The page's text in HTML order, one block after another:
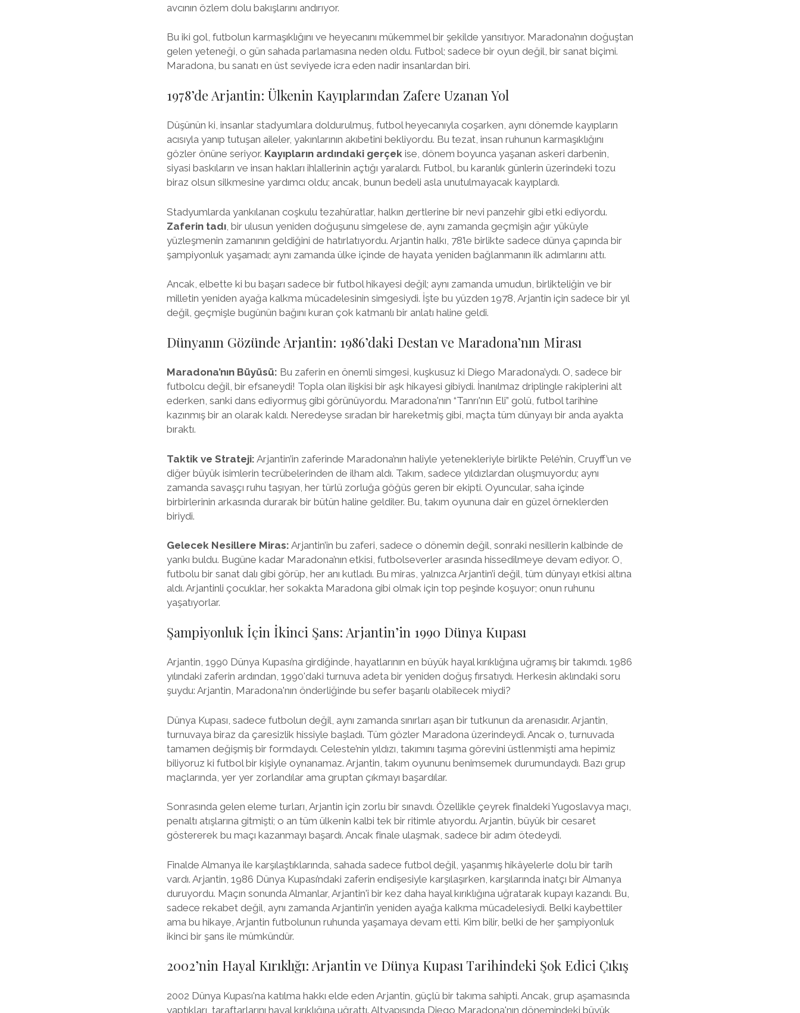
avcının özlem dolu bakışlarını andırıyor.
Bu iki gol, futbolun karmaşıklığını ve heyecanını mükemmel bir şekilde yansıtıyor. Maradona’nın doğuştan
gelen yeteneği, o gün sahada parlamasına neden oldu. Futbol; sadece bir oyun değil, bir sanat biçimi.
Maradona, bu sanatı en üst seviyede icra eden nadir insanlardan biri.
1978’de Arjantin: Ülkenin Kayıplarından Zafere Uzanan Yol
Düşünün ki, insanlar stadyumlara doldurulmuş, futbol heyecanıyla coşarken, aynı dönemde kayıpların
acısıyla yanıp tutuşan aileler, yakınlarının akıbetini bekliyordu. Bu tezat, insan ruhunun karmaşıklığını
gözler önüne seriyor. Kayıpların ardındaki gerçekise, dönem boyunca yaşanan askeri darbenin,
siyasi baskıların ve insan hakları ihlallerinin açtığı yaralardı. Futbol, bu karanlık günlerin üzerindeki tozu
biraz olsun silkmesine yardımcı oldu; ancak, bunun bedeli asla unutulmayacak kayıplardı.
Stadyumlarda yankılanan coşkulu tezahüratlar, halkın дertlerine bir nevi panzehir gibi etki ediyordu.
Zaferin tadı, bir ulusun yeniden doğuşunu simgelese de, aynı zamanda geçmişin ağır yüküyle
yüzleşmenin zamanının geldiğini de hatırlatıyordu. Arjantin halkı, 78’le birlikte sadece dünya çapında bir
şampiyonluk yaşamadı; aynı zamanda ülke içinde de hayata yeniden bağlanmanın ilk adımlarını attı.
Ancak, elbette ki bu başarı sadece bir futbol hikayesi değil; aynı zamanda umudun, birlikteliğin ve bir
milletin yeniden ayağa kalkma mücadelesinin simgesiydi. İşte bu yüzden 1978, Arjantin için sadece bir yıl
değil, geçmişle bugünün bağını kuran çok katmanlı bir anlatı haline geldi.
Dünyanın Gözünde Arjantin: 1986’daki Destan ve Maradona’nın Mirası
Maradona’nın Büyüsü: Bu zaferin en önemli simgesi, kuşkusuz ki Diego Maradona’ydı. O, sadece bir
futbolcu değil, bir efsaneydi! Topla olan ilişkisi bir aşk hikayesi gibiydi. İnanılmaz driplingle rakiplerini alt
ederken, sanki dans ediyormuş gibi görünüyordu. Maradona'nın “Tanrı'nın Eli” golü, futbol tarihine
kazınmış bir an olarak kaldı. Neredeyse sıradan bir hareketmiş gibi, maçta tüm dünyayı bir anda ayakta
bıraktı.
Taktik ve Strateji: Arjantin’in zaferinde Maradona’nın haliyle yetenekleriyle birlikte Pelé’nin, Cruyff’un ve
diğer büyük isimlerin tecrübelerinden de ilham aldı. Takım, sadece yıldızlardan oluşmuyordu; aynı
zamanda savaşçı ruhu taşıyan, her türlü zorluğa göğüs geren bir ekipti. Oyuncular, saha içinde
birbirlerinin arkasında durarak bir bütün haline geldiler. Bu, takım oyununa dair en güzel örneklerden
biriydi.
Gelecek Nesillere Miras: Arjantin’in bu zaferi, sadece o dönemin değil, sonraki nesillerin kalbinde de
yankı buldu. Bugüne kadar Maradona’nın etkisi, futbolseverler arasında hissedilmeye devam ediyor. O,
futbolu bir sanat dalı gibi görüp, her anı kutladı. Bu miras, yalnızca Arjantin’i değil, tüm dünyayı etkisi altına
aldı. Arjantinli çocuklar, her sokakta Maradona gibi olmak için top peşinde koşuyor; onun ruhunu
yaşatıyorlar.
Şampiyonluk İçin İkinci Şans: Arjantin’in 1990 Dünya Kupası
Arjantin, 1990 Dünya Kupası’na girdiğinde, hayatlarının en büyük hayal kırıklığına uğramış bir takımdı. 1986
yılındaki zaferin ardından, 1990'daki turnuva adeta bir yeniden doğuş fırsatıydı. Herkesin aklındaki soru
şuydu: Arjantin, Maradona'nın önderliğinde bu sefer başarılı olabilecek miydi?
Dünya Kupası, sadece futbolun değil, aynı zamanda sınırları aşan bir tutkunun da arenasıdır. Arjantin,
turnuvaya biraz da çaresizlik hissiyle başladı. Tüm gözler Maradona üzerindeydi. Ancak o, turnuvada
tamamen değişmiş bir formdaydı. Celeste’nin yıldızı, takımını taşıma görevini üstlenmişti ama hepimiz
biliyoruz ki futbol bir kişiyle oynanamaz. Arjantin, takım oyununu benimsemek durumundaydı. Bazı grup
maçlarında, yer yer zorlandılar ama gruptan çıkmayı başardılar.
Sonrasında gelen eleme turları, Arjantin için zorlu bir sınavdı. Özellikle çeyrek finaldeki Yugoslavya maçı,
penaltı atışlarına gitmişti; o an tüm ülkenin kalbi tek bir ritimle atıyordu. Arjantin, büyük bir cesaret
göstererek bu maçı kazanmayı başardı. Ancak finale ulaşmak, sadece bir adım ötedeydi.
Finalde Almanya ile karşılaştıklarında, sahada sadece futbol değil, yaşanmış hikâyelerle dolu bir tarih
vardı. Arjantin, 1986 Dünya Kupası’ndaki zaferin endişesiyle karşılaşırken, karşılarında inatçı bir Almanya
duruyordu. Maçın sonunda Almanlar, Arjantin'i bir kez daha hayal kırıklığına uğratarak kupayı kazandı. Bu,
sadece rekabet değil, aynı zamanda Arjantin’in yeniden ayağa kalkma mücadelesiydi. Belki kaybettiler
ama bu hikaye, Arjantin futbolunun ruhunda yaşamaya devam etti. Kim bilir, belki de her şampiyonluk
ikinci bir şans ile mümkündür.
2002’nin Hayal Kırıklığı: Arjantin ve Dünya Kupası Tarihindeki Şok Edici Çıkış
2002 Dünya Kupası'na katılma hakkı elde eden Arjantin, güçlü bir takıma sahipti. Ancak, grup aşamasında
yaptıkları, taraftarlarını hayal kırıklığına uğrattı. Altyapısında Diego Maradona'nın dönemindeki büyük